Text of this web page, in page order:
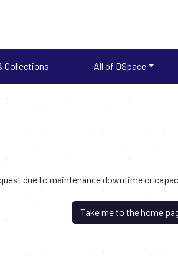
Collections All of DSpace
due to maintenance downtime or
Take me to the home